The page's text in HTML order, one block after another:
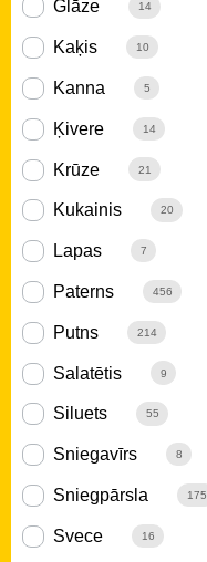
Glāze 14
Kaķis 10
Kanna 5
Ķivere 14
Krūze 21
Kukainis 20
Lapas 7
Paterns 456
Putns 214
Salatētis 9
Siluets 55
Sniegavīrs 8
Sniegpārsla 175
Svece 16